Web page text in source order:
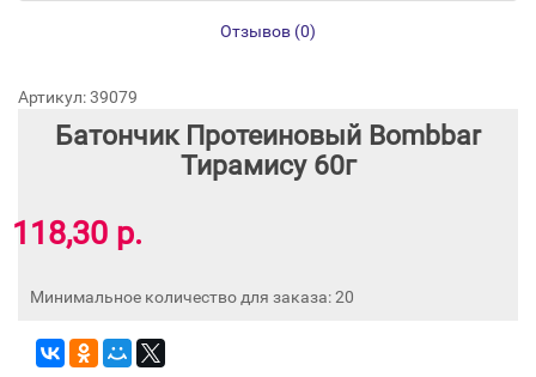
Отзывов (0)
Артикул: 39079
Батончик Протеиновый Bombbar
Тирамису 60г
118,30 р.
Минимальное количество для заказа: 20